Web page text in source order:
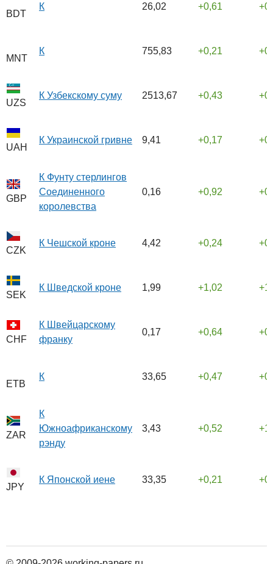
BDT
К 26,02 0,61
MNT
К 755,83 0,21
UZS
К Узбекскому суму 2513,67 0,43
UAH
К Украинской гривне 9,41 0,17
GBP
К Фунту стерлингов
Соединенного
королевства
0,16 0,92
CZK
К Чешской кроне 4,42 0,24
SEK
К Шведской кроне 1,99 1,02
CHF
К Швейцарскому
франку
0,17 0,64
ETB
К 33,65 0,47
ZAR
К
Южноафриканскому
рэнду
3,43 0,52
JPY
К Японской иене 33,35 0,21